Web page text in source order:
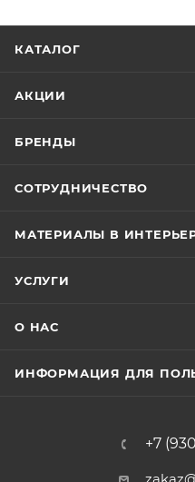
КАТАЛОГ
АКЦИИ
БРЕНДЫ
СОТРУДНИЧЕСТВО
МАТЕРИАЛЫ В
УСЛУГИ
О НАС
ИНФОРМАЦИЯ ДЛЯ
+7